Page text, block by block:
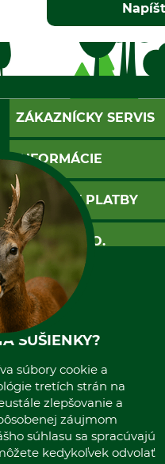
ZÁKAZNÍCKY SERVIS
Kontakt
Katalógy
Newsletter
Nastavenia súborov cookie
INFORMÁCIE
Povinné údaje
Obchodné podmienky
Ochrana osobnych udajov
Otváracie hodiny
Zrušenie objednávky
SPÔSOBY PLATBY
Dobierka
Platba vopred
Sepa-inkaso
Osobný odber
GRUBE S.R.O.
O nás
Predajňa
Kolektív GRUBE
Naše pobočky v Európe
*Všetky ceny sú
SUŠIENKY?
súbory cookie a
tretích strán na
zlepšovanie a
záujmom
súhlasu sa spracúvajú
kedykoľvek odvolať